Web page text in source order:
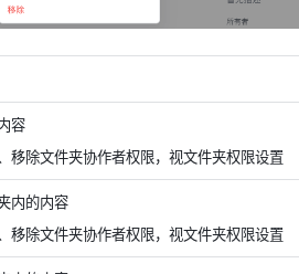
容
移除文件夹协作者权限，视文件夹权限设置
内的内容
移除文件夹协作者权限，视文件夹权限设置